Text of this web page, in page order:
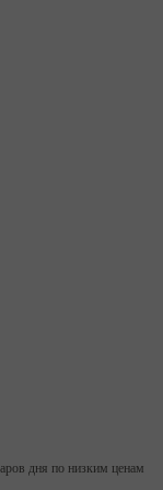
дня по низким ценам